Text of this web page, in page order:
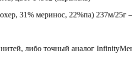
31% меринос, 22%па) 237м/25г
нитей, либо точный аналог Infinity